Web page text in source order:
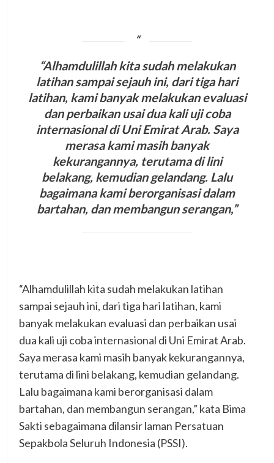
“Alhamdulillah kita sudah melakukan
latihan sampai sejauh ini, dari tiga hari
latihan, kami banyak melakukan evaluasi
dan perbaikan usai dua kali uji coba
internasional di Uni Emirat Arab. Saya
merasa kami masih banyak
kekurangannya, terutama di lini
belakang, kemudian gelandang. Lalu
bagaimana kami berorganisasi dalam
bartahan, dan membangun serangan,”
“Alhamdulillah kita sudah melakukan latihan
sampai sejauh ini, dari tiga hari latihan, kami
banyak melakukan evaluasi dan perbaikan usai
dua kali uji coba internasional di Uni Emirat Arab.
Saya merasa kami masih banyak kekurangannya,
terutama di lini belakang, kemudian gelandang.
Lalu bagaimana kami berorganisasi dalam
bartahan, dan membangun serangan,” kata Bima
Sakti sebagaimana dilansir laman Persatuan
Sepakbola Seluruh Indonesia (PSSI).